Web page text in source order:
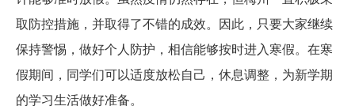
取防控措施，并取得了不错的成效。因此，只要大家继续
保持警惕，做好个人防护，相信能够按时进入寒假。在寒
假期间，同学们可以适度放松自己，休息调整，为新学期
的学习生活做好准备。